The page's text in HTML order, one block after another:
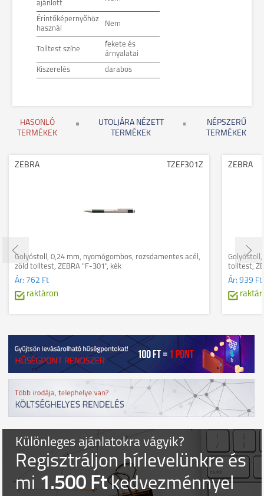
ajánlott
Érintőképernyőhöz
használ
Nem
Tolltest színe
fekete és
árnyalatai
Kiszerelés darabos
HASONLÓ
TERMÉKEK
UTOLJÁRA NÉZETT
TERMÉKEK
NÉPSZERŰ
TERMÉKEK
ZEBRA TZEF301Z
Golyóstoll, 0,24 mm, nyomógombos, rozsdamentes acél,
zöld tolltest, ZEBRA "F-301", kék
Ár: 762 Ft
raktáron
ZEBRA
tolltest,
Ár: 939 Ft
Különleges ajánlatokra vágyik?
Regisztráljon hírlevelünkre és
mi1.500 Ftkedvezménnyel